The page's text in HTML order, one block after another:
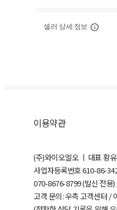
셀러 상세 정보
이용약관
(주)와이오엘오 ㅣ 대표 황
사업자등록번호610-86-
070-8676-8799 (발신 전용)
고객 문의: 우측 고객센터 /